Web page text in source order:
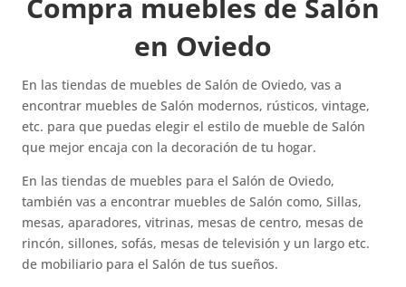
Compra muebles de Salón
en Oviedo
En las tiendas de muebles de Salón de Oviedo, vas a
encontrar muebles de Salón modernos, rústicos, vintage,
etc. para que puedas elegir el estilo de mueble de Salón
que mejor encaja con la decoración de tu hogar.
En las tiendas de muebles para el Salón de Oviedo,
también vas a encontrar muebles de Salón como, Sillas,
mesas, aparadores, vitrinas, mesas de centro, mesas de
rincón, sillones, sofás, mesas de televisión y un largo etc.
de mobiliario para el Salón de tus sueños.